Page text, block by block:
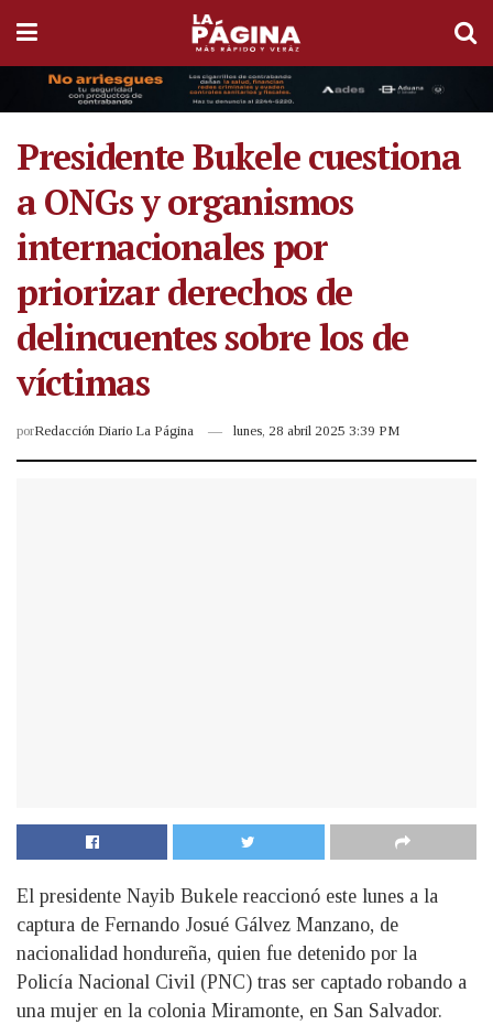
Presidente Bukele cuestiona
a ONGs y organismos
internacionales por
priorizar derechos de
delincuentes sobre los de
víctimas
porRedacción Diario La Página lunes, 28 abril 2025 3:39 PM
El presidente Nayib Bukele reaccionó este lunes a la
captura de Fernando Josué Gálvez Manzano, de
nacionalidad hondureña, quien fue detenido por la
Policía Nacional Civil (PNC) tras ser captado robando a
una mujer en la colonia Miramonte, en San Salvador.